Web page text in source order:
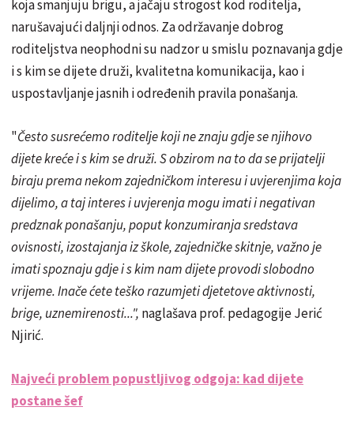
koja smanjuju brigu, a jačaju strogost kod roditelja,
narušavajući daljnji odnos. Za održavanje dobrog
roditeljstva neophodni su nadzor u smislu poznavanja gdje
i s kim se dijete druži, kvalitetna komunikacija, kao i
uspostavljanje jasnih i određenih pravila ponašanja.
"Često susrećemo roditelje koji ne znaju gdje se njihovo
dijete kreće i s kim se druži. S obzirom na to da se prijatelji
biraju prema nekom zajedničkom interesu i uvjerenjima koja
dijelimo, a taj interes i uvjerenja mogu imati i negativan
predznak ponašanju, poput konzumiranja sredstava
ovisnosti, izostajanja iz škole, zajedničke skitnje, važno je
imati spoznaju gdje i s kim nam dijete provodi slobodno
vrijeme. Inače ćete teško razumjeti djetetove aktivnosti,
brige, uznemirenosti...", naglašava prof. pedagogije Jerić
Njirić.
Najveći problem popustljivog odgoja: kad dijete
postane šef